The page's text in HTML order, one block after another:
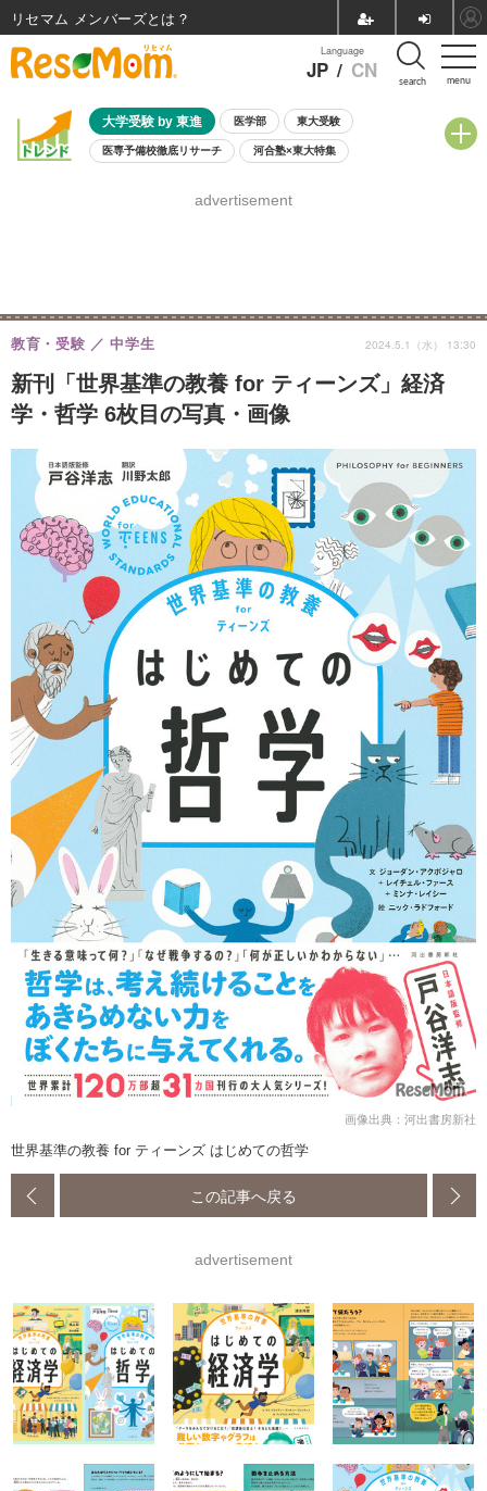
menu
Language
JP / CN search
大学受験 by 東進 医学部 東大受験
医専予備校徹底リサーチ 河合塾×東大特集
8月開催学校説明会・相談会
advertisement
新刊「世界基準の教養 for ティーンズ」経済
学・哲学 6枚目の写真・画像
教育・受験 中学生 2024.5.1（水） 13:30
画像出典：河出書房新社
世界基準の教養 for ティーンズ はじめての哲学
この記事へ戻る
advertisement
リセマム メンバーズ